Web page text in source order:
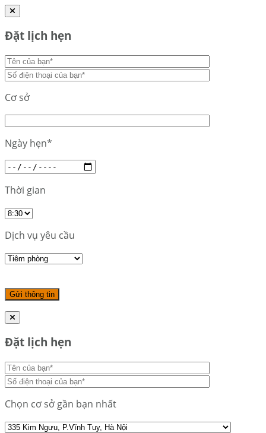
Đặt lịch hẹn
Cơ sở
Ngày hẹn*
Thời gian
Dịch vụ yêu cầu
Đặt lịch hẹn
Chọn cơ sở gần bạn nhất